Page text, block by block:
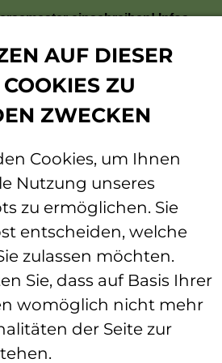
einschreiben!Infos
Hochschulkalender aktuell
WiSe 25/26
Termine und
aktuellen Semesters.
aktuell
AUF DIESER
ZU
ZWECKEN
Cookies, um Ihnen
Nutzung unseres
zu ermöglichen. Sie
entscheiden, welche
zulassen möchten.
Sie, dass auf Basis Ihrer
womöglich nicht mehr
der Seite zur